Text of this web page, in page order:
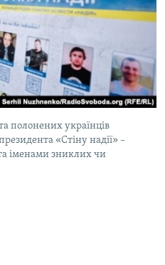
полонених українців
«Стіну надії» –
іменами зниклих чи